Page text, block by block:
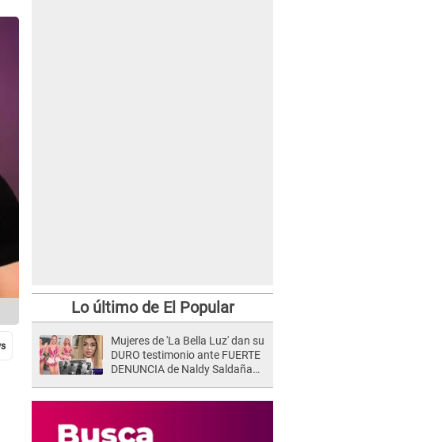
Lo último de El Popular
Mujeres de 'La Bella Luz' dan su
DURO testimonio ante FUERTE
DENUNCIA de Naldy Saldaña